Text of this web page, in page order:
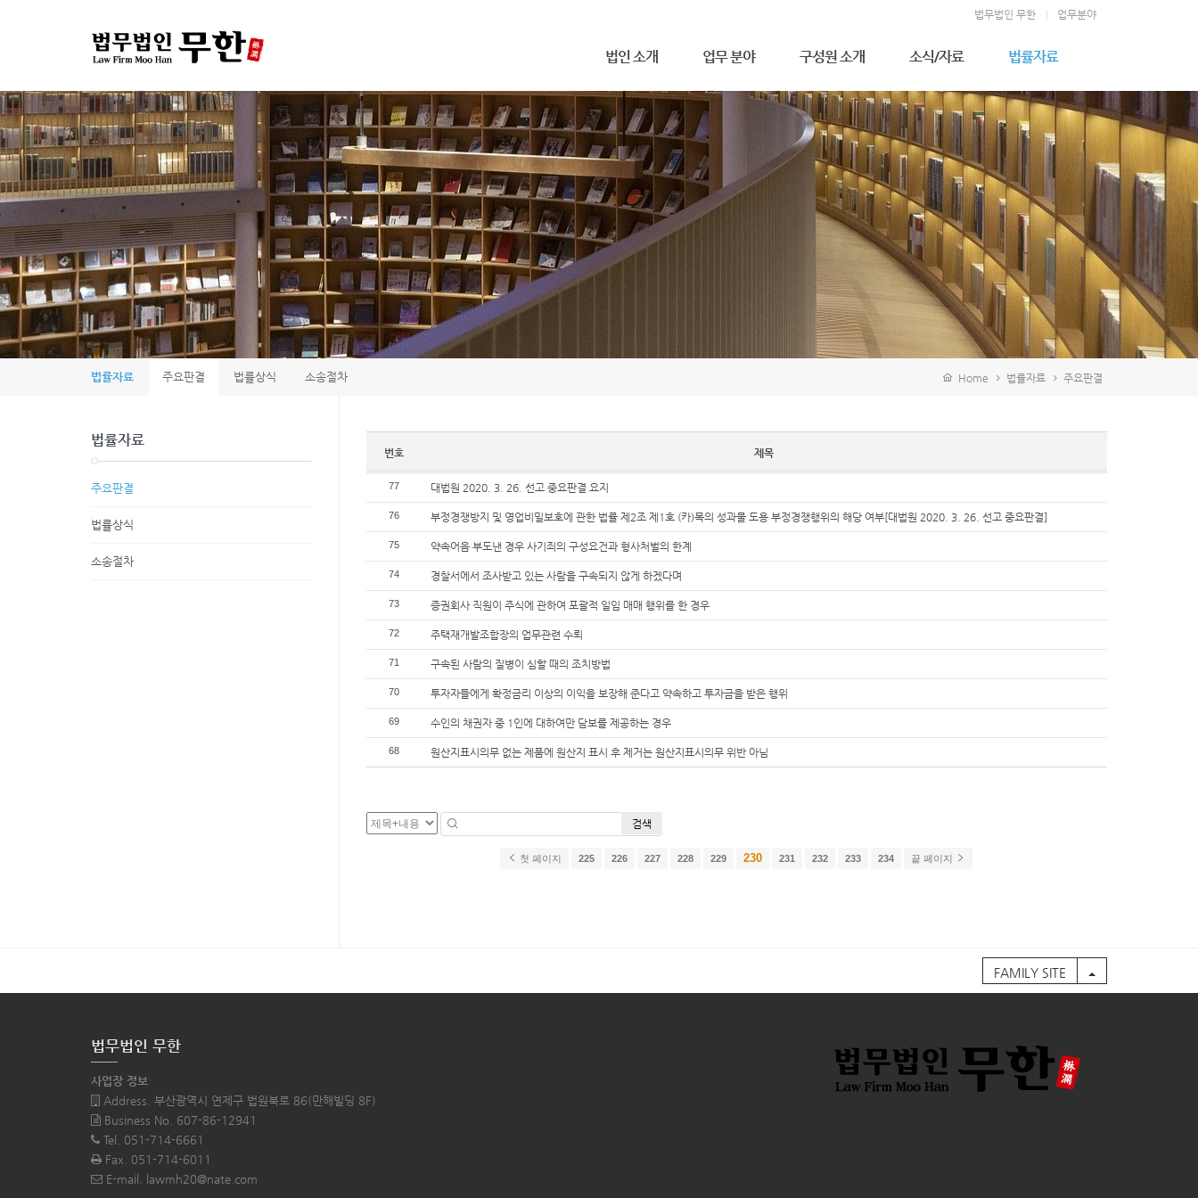
법무법인 무한 업무분야
법인 소개
무한 소개
사무소 위치
업무 분야 구성원 소개
우성만 고문변호사
김형천 고문변호사
전상훈 대표변호사
김덕길 대표변호사
이상완 대표변호사
정영석 구성원변호사
김영일 고문
이지영 변호사
김완휘 변호사
지승연 변호사
강기문 변호사
김병진 변호사
배진영 변호사
소식/자료
무한소식
법률자료
주요판결
법률상식
소송절차
법률자료 주요판결 법률상식 소송절차 Home 법률자료 주요판결
번호 제목
77 대법원 2020. 3. 26. 선고 중요판결 요지
76 부정경쟁방지 및 영업비밀보호에 관한 법률 제2조 제1호 (카)목의 성과물 도용 부정경쟁행위의 해당 여부[대법원 2020. 3. 26. 선고 중요판결]
75 약속어음 부도낸 경우 사기죄의 구성요건과 형사처벌의 한계
74 경찰서에서 조사받고 있는 사람을 구속되지 않게 하겠다며
73 증권회사 직원이 주식에 관하여 포괄적 일임 매매 행위를 한 경우
72 주택재개발조합장의 업무관련 수뢰
71 구속된 사람의 질병이 심할 때의 조치방법
70 투자자들에게 확정금리 이상의 이익을 보장해 준다고 약속하고 투자금을 받은 행위
69 수인의 채권자 중 1인에 대하여만 담보를 제공하는 경우
68 원산지표시의무 없는 제품에 원산지 표시 후 제거는 원산지표시의무 위반 아님
검색
첫 페이지 225 226 227 228 229 230 231 232 233 234 끝 페이지
법률자료
주요판결
법률상식
소송절차
FAMILY SITE
법무법인 무한
사업장 정보
Address. 부산광역시 연제구 법원북로 86(만해빌딩 8F)
Business No. 607-86-12941
Tel. 051-714-6661
Fax. 051-714-6011
E-mail. lawmh20@nate.com